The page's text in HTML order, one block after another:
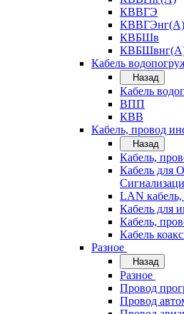
КВВГЭ
КВВГЭнг(А)
КВБШв
Кабель
Назад
Кабель
ВПП
КВВ
Кабель, провод
Назад
Кабель,
Кабель для
LAN кабель,
Кабель для
Кабель,
Кабель
Разное
Назад
Разное
Провод
Провод